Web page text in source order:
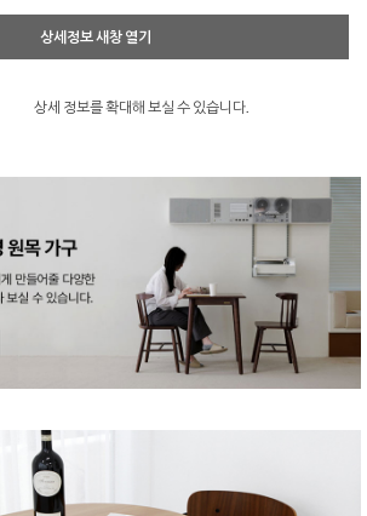
상세정보 새창 열기
상세 정보를 확대해 보실 수 있습니다.